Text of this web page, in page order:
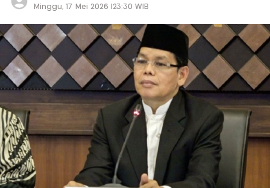
Minggu, 17 Mei 2026 |23:30 WIB